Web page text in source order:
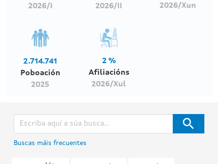
2026/I
2026/II
2026/Xun
2.714.741
Poboación
2025
2 %
Afiliacións
2026/Xul
Buscas máis frecuentes